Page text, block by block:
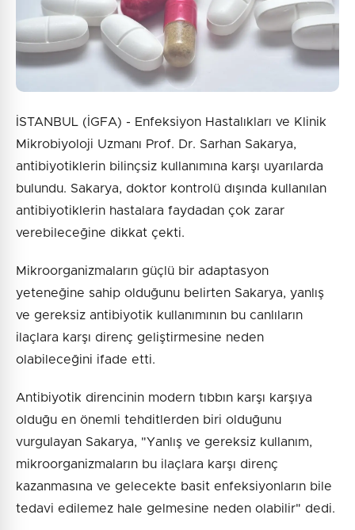
İSTANBUL (İGFA) - Enfeksiyon Hastalıkları ve Klinik
Mikrobiyoloji Uzmanı Prof. Dr. Sarhan Sakarya,
antibiyotiklerin bilinçsiz kullanımına karşı uyarılarda
bulundu. Sakarya, doktor kontrolü dışında kullanılan
antibiyotiklerin hastalara faydadan çok zarar
verebileceğine dikkat çekti.
Mikroorganizmaların güçlü bir adaptasyon
yeteneğine sahip olduğunu belirten Sakarya, yanlış
ve gereksiz antibiyotik kullanımının bu canlıların
ilaçlara karşı direnç geliştirmesine neden
olabileceğini ifade etti.
Antibiyotik direncinin modern tıbbın karşı karşıya
olduğu en önemli tehditlerden biri olduğunu
vurgulayan Sakarya, "Yanlış ve gereksiz kullanım,
mikroorganizmaların bu ilaçlara karşı direnç
kazanmasına ve gelecekte basit enfeksiyonların bile
tedavi edilemez hale gelmesine neden olabilir" dedi.